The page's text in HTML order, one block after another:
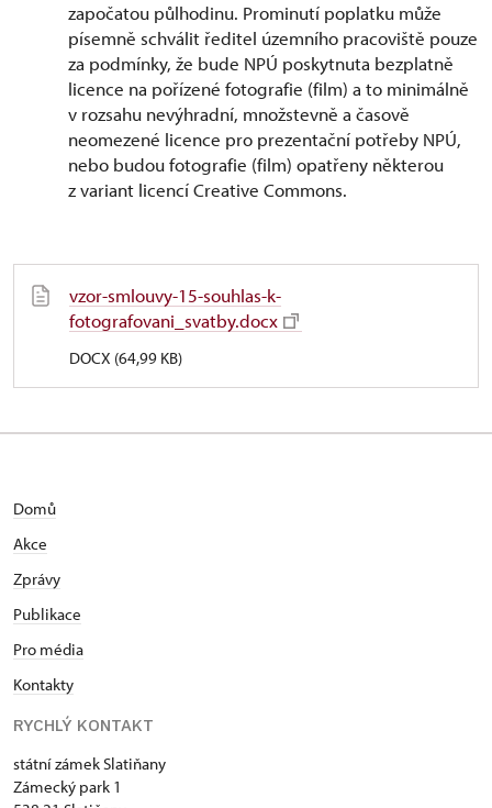
započatou půlhodinu. Prominutí poplatku může
písemně schválit ředitel územního pracoviště pouze
za podmínky, že bude NPÚ poskytnuta bezplatně
licence na pořízené fotografie (film) a to minimálně
v rozsahu nevýhradní, množstevně a časově
neomezené licence pro prezentační potřeby NPÚ,
nebo budou fotografie (film) opatřeny některou
z variant licencí Creative Commons.
vzor-smlouvy-15-souhlas-k-
fotografovani_svatby.docx
DOCX (64,99 KB)
Domů
Akce
Zprávy
Publikace
Pro média
Kontakty
RYCHLÝ KONTAKT
státní zámek Slatiňany
Zámecký park 1